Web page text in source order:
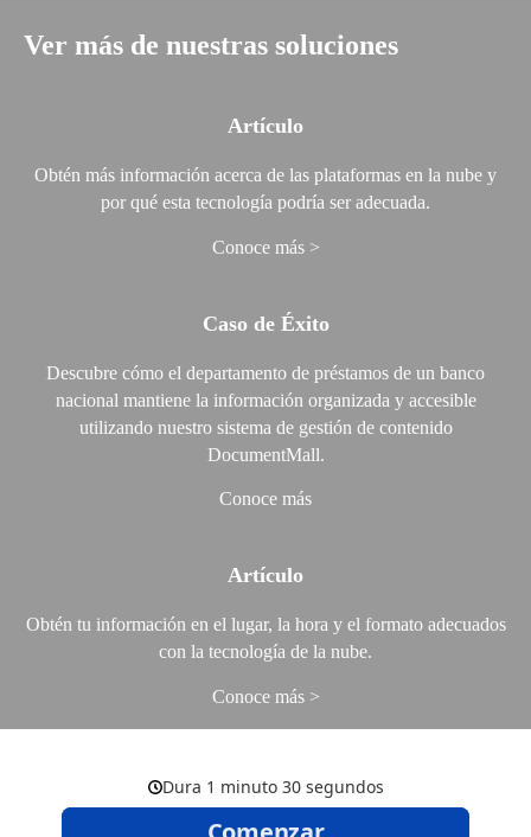
Ver más de nuestras soluciones
Artículo
Obtén más información acerca de las plataformas en la nube y
por qué esta tecnología podría ser adecuada.
Conoce más
Caso de Éxito
Descubre cómo el departamento de préstamos de un banco
nacional mantiene la información organizada y accesible
utilizando nuestro sistema de gestión de contenido
DocumentMall.
Conoce más
Artículo
Obtén tu información en el lugar, la hora y el formato adecuados
con la tecnología de la nube.
Conoce más